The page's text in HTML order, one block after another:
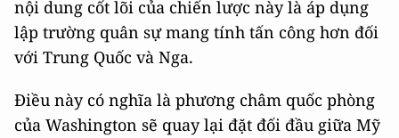
nội dung cốt lõi của chiến lược này là áp dụng
lập trường quân sự mang tính tấn công hơn đối
với Trung Quốc và Nga.
Điều này có nghĩa là phương châm quốc phòng
của Washington sẽ quay lại đặt đối đầu giữa Mỹ